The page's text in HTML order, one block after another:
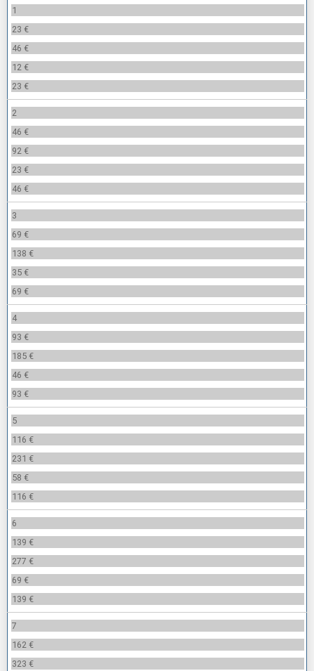
1
23 €
46 €
12 €
23 €
2
46 €
92 €
23 €
46 €
3
69 €
138 €
35 €
69 €
4
93 €
185 €
46 €
93 €
5
116 €
231 €
58 €
116 €
6
139 €
277 €
69 €
139 €
7
162 €
323 €